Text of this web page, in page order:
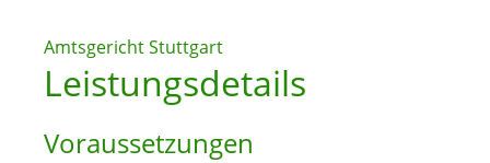
Amtsgericht Stuttgart
Leistungsdetails
Voraussetzungen